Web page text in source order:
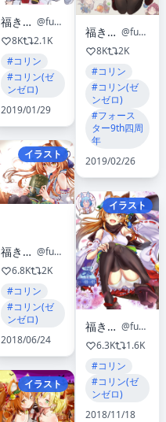
福きつね🦊
@fuku_fox
8K
2.1K
#コリン
#コリン(ゼ
ンゼロ)
2019/01/29
イラスト
福きつね🦊
@fuku_fox
6.8K
2K
#コリン
#コリン(ゼ
ンゼロ)
2018/06/24
イラスト
福きつね🦊
@fuku_fox
8K
2K
#コリン
#コリン(ゼ
ンゼロ)
#フォース
ター9th四周
年
2019/02/26
イラスト
福きつね🦊
@fuku_fox
6.3K
1.6K
#コリン
#コリン(ゼ
ンゼロ)
2018/11/18